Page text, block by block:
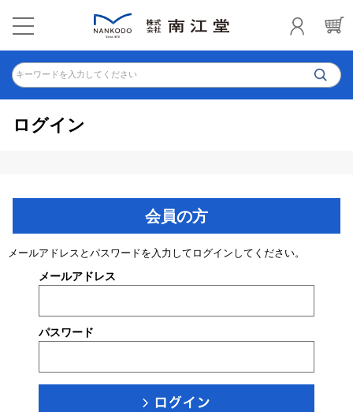
キーワードを入力してください
ログイン
会員の方
メールアドレスとパスワードを入力してログインしてください。
メールアドレス
パスワード